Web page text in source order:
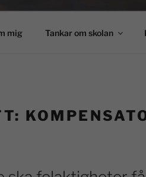
mig Tankar om skolan